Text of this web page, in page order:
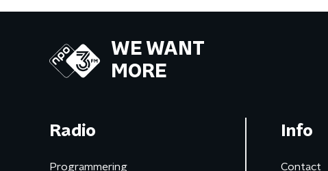
WE WANT
MORE
Radio
Programmering
Info
Contact